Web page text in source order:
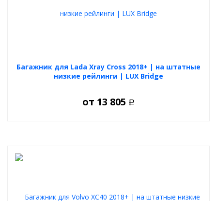
Багажник для Lada Xray Cross 2018+ | на штатные
низкие рейлинги | LUX Bridge
от 13 805 Р